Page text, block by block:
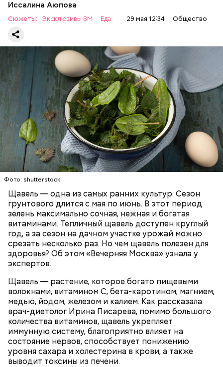
Иссалина Аюпова
Сюжеты: Эксклюзивы ВМ Еда 29 мая 12:34 Общество
Фото: shutterstock
Щавель — одна из самых ранних культур. Сезон
грунтового длится с мая по июнь. В этот период
зелень максимально сочная, нежная и богатая
витаминами. Тепличный щавель доступен круглый
год, а за сезон на дачном участке урожай можно
срезать несколько раз. Но чем щавель полезен для
здоровья? Об этом «Вечерняя Москва» узнала у
экспертов.
Щавель — растение, которое богато пищевыми
волокнами, витамином С, бета-каротином, магнием,
медью, йодом, железом и калием. Как рассказала
врач-диетолог Ирина Писарева, помимо большого
количества витаминов, щавель укрепляет
иммунную систему, благоприятно влияет на
состояние нервов, способствует понижению
уровня сахара и холестерина в крови, а также
выводит токсины из печени.
Опасность же щавеля состоит в том, что он
содержит большое количество щавелевой кислоты,
которая может способствовать образованию
раздраженного кишечника, язвах и панкреатите
продукт тоже лучше исключить из рациона, —
предупредила врач. — Он может привести к
повышению кислотности желудка и раздражать
слизистые оболочки.
ЗДОРОВЬЕ ВРАЧИ
РАСТЕНИЯ
ПРОДУКТЫ